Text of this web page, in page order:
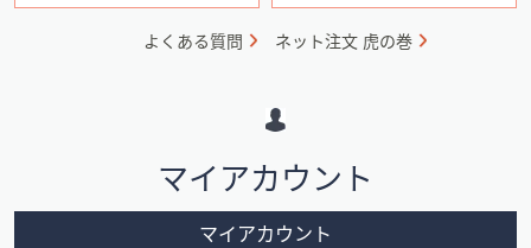
ン
よくある質問 ネット注文 虎の巻
マイアカウント
マイアカウント